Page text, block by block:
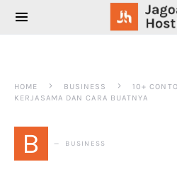
SEARCH FOR:
HOME BUSINESS
10+
KERJASAMA DAN CARA BUATNYA
B BUSINESS